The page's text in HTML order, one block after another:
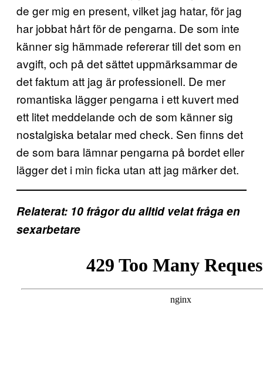
de ger mig en present, vilket jag hatar, för jag
har jobbat hårt för de pengarna. De som inte
känner sig hämmade refererar till det som en
avgift, och på det sättet uppmärksammar de
det faktum att jag är professionell. De mer
romantiska lägger pengarna i ett kuvert med
ett litet meddelande och de som känner sig
nostalgiska betalar med check. Sen finns det
de som bara lämnar pengarna på bordet eller
lägger det i min ficka utan att jag märker det.
Relaterat: 10 frågor du alltid velat fråga en
sexarbetare